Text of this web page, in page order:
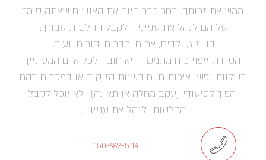
ממש את זכותך ובחר כבר היום את האנשים שאתה סומך
עליהם לנהל את ענייניך ולקבל החלטות עבורך:
בני זוג, ילדים, אחים, חברים, הורים, ועוד.
הסדרת ייפוי כוח מתמשך היא חובה לכל אדם המעוניין
בשלוות נפש ואיכות חיים בשנות הזיקנה או במקרים בהם
יהפוך לסיעודי (עקב מחלה או תאונה) ולא יוכל לקבל
החלטות ולנהל את ענייניו.
050-969-5114